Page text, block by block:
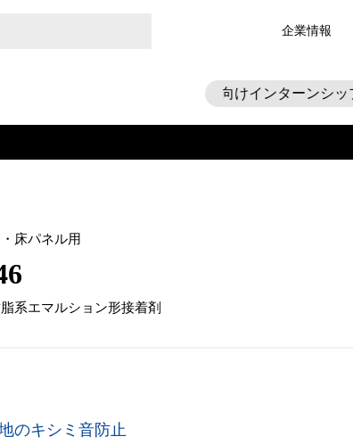
企業情報
28新卒向けインターンシップ
床パネル用
系エマルション形接着剤
のキシミ音防止